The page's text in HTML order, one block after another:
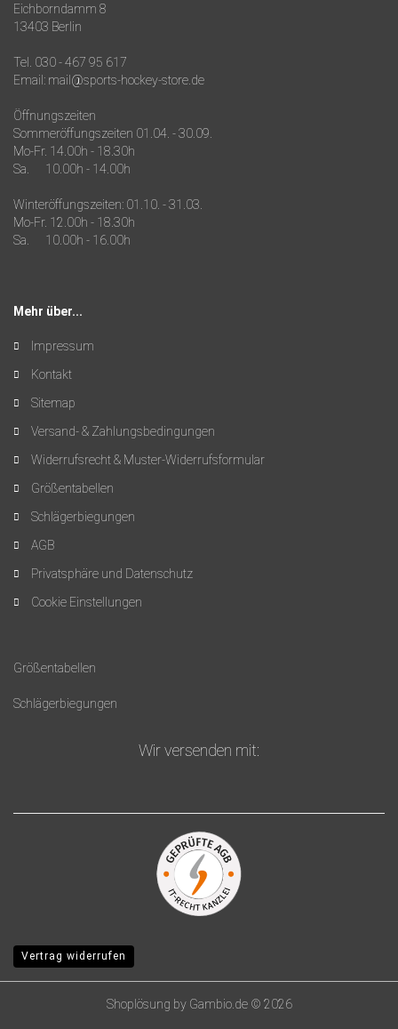
Eichborndamm 8
13403 Berlin
Tel. 030 - 467 95 617
Email: mail@sports-hockey-store.de
Öffnungszeiten
Sommeröffungszeiten 01.04. - 30.09.
Mo-Fr. 14.00h - 18.30h
Sa. 10.00h - 14.00h
Winteröffungszeiten: 01.10. - 31.03.
Mo-Fr. 12.00h - 18.30h
Sa. 10.00h - 16.00h
Mehr über...
Impressum
Kontakt
Sitemap
Versand- & Zahlungsbedingungen
Widerrufsrecht & Muster-Widerrufsformular
Größentabellen
Schlägerbiegungen
AGB
Privatsphäre und Datenschutz
Cookie Einstellungen
Größentabellen
Schlägerbiegungen
Wir versenden mit:
Vertrag widerrufen
Shoplösung by Gambio.de © 2026